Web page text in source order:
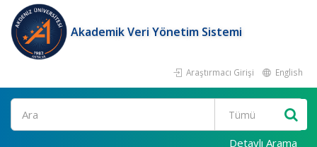
Akademik Veri Yönetim Sistemi
Araştırmacı Girişi English
Ara
Detaylı Arama